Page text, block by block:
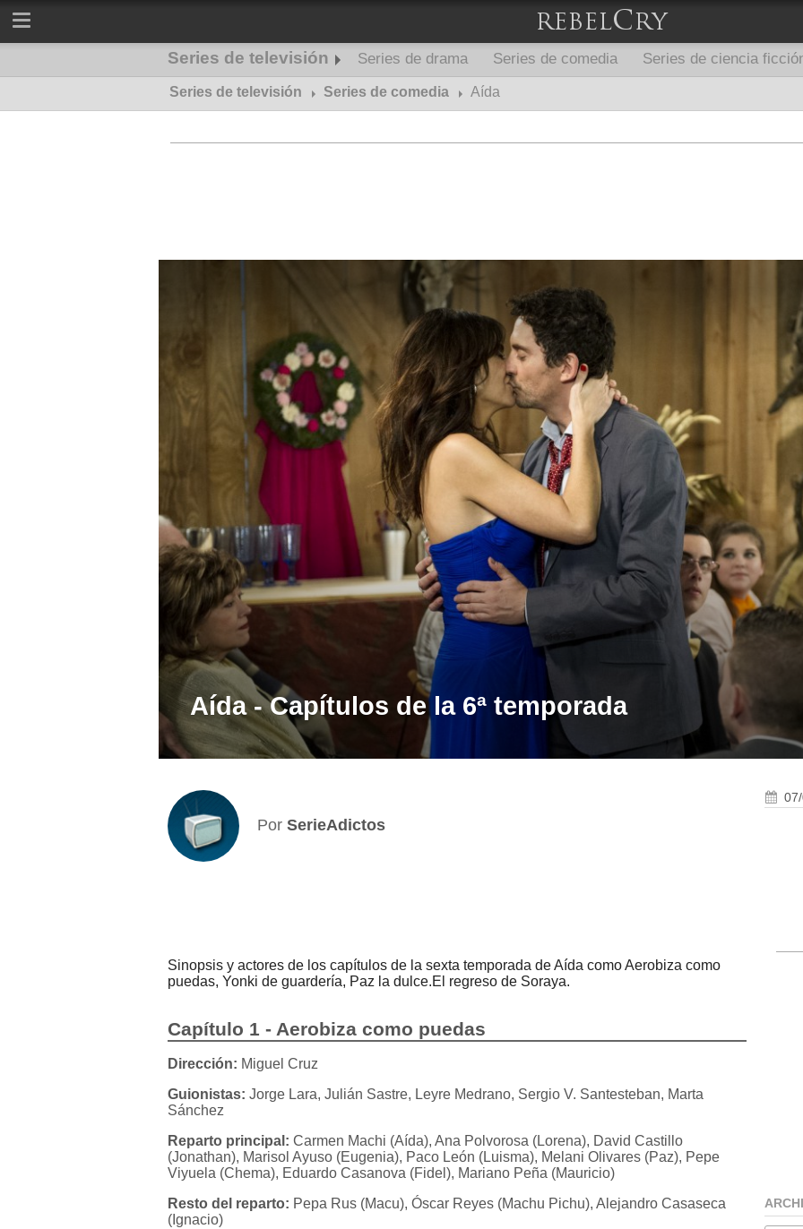
Series de televisión Series de drama Series de comedia Series de ciencia
Series de misterio
Series de televisión Series de comedia Aída
Aída - Capítulos de la 6ª temporada
Por SerieAdictos
Sinopsis y actores de los capítulos de la sexta temporada de Aída como Aerobiza como
puedas, Yonki de guardería, Paz la dulce.El regreso de Soraya.
Capítulo 1 - Aerobiza como puedas
Dirección: Miguel Cruz
Guionistas: Jorge Lara, Julián Sastre, Leyre Medrano, Sergio V. Santesteban, Marta
Sánchez
Reparto principal: Carmen Machi (Aída), Ana Polvorosa (Lorena), David Castillo
(Jonathan), Marisol Ayuso (Eugenia), Paco León (Luisma), Melani Olivares (Paz), Pepe
Viyuela (Chema), Eduardo Casanova (Fidel), Mariano Peña (Mauricio)
Resto del reparto: Pepa Rus (Macu), Óscar Reyes (Machu Pichu), Alejandro Casaseca
(Ignacio)